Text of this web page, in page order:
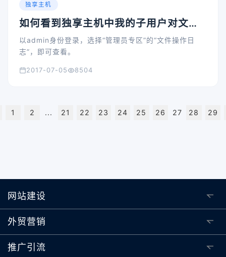
独享主机
如何看到独享主机中我的子用户对文件
做的操作记录吗？
以admin身份登录，选择“管理员专区”的“文件操作日
志”，即可查看。
2017-07-05 8504
1 2 ... 21 22 23 24 25 26 27 28 29
网站建设
外贸营销
推广引流